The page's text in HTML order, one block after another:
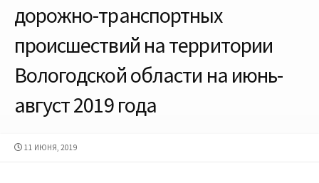
дорожно-транспортных
происшествий на территории
Вологодской области на июнь-
август 2019 года
ДАТА
11 ИЮНЯ, 2019